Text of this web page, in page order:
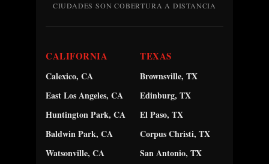
CIUDADES SON COBERTURA A DISTANCIA
CALIFORNIA
Calexico, CA
East Los Angeles, CA
Huntington Park, CA
Baldwin Park, CA
Watsonville, CA
TEXAS
Brownsville, TX
Edinburg, TX
El Paso, TX
Corpus Christi, TX
San Antonio, TX